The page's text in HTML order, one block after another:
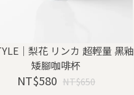
｜梨花 リンカ 超輕量 黑釉
矮腳咖啡杯
NT$580 NT$650